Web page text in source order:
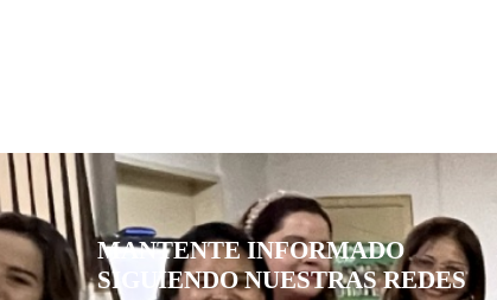
MANTENTE INFORMADO
SIGUIENDO NUESTRAS REDES